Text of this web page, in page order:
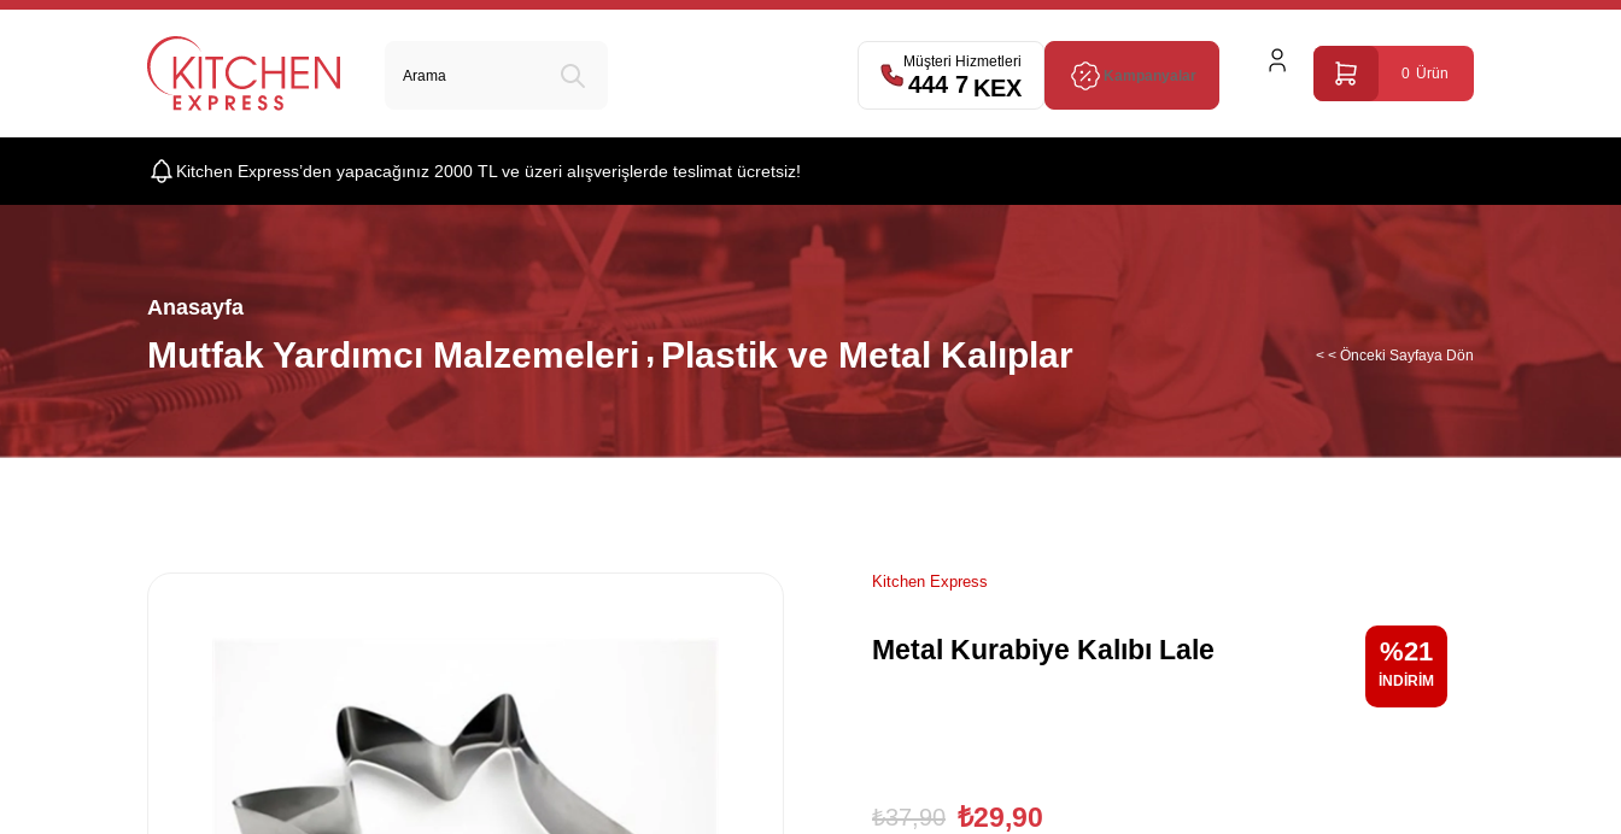
0 Ürün
Müşteri Hizmetleri
444 7
539
KEX
Kampanyalar
Kitchen Express’den yapacağınız 2000 TL ve üzeri alışverişlerde teslimat ücretsiz!
Anasayfa
Mutfak Yardımcı Malzemeleri Plastik ve Metal Kalıplar < < Önceki Sayfaya Dön
Kitchen Express
Metal Kurabiye Kalıbı Lale 21
₺37,90 ₺29,90